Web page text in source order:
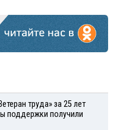
труда» за 25 лет
поддержки получили